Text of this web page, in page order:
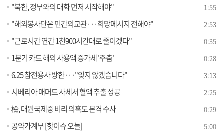
"북한, 정부와의 대화 먼저 시작해야" 1:55
"해외봉사단은 민간외교관···희망메시지 전해야" 2:53
"근로시간 연간 1천900시간대로 줄이겠다" 0:35
1분기 카드 해외 사용액 증가세 '주춤' 0:28
6.25 참전용사 방한···"잊지 않겠습니다" 3:13
시베리아 매머드 사체서 혈액 추출 성공 2:25
檢, 대원국제중 비리 의혹도 본격 수사 0:29
공약가계부 [핫이슈 오늘] 5:00